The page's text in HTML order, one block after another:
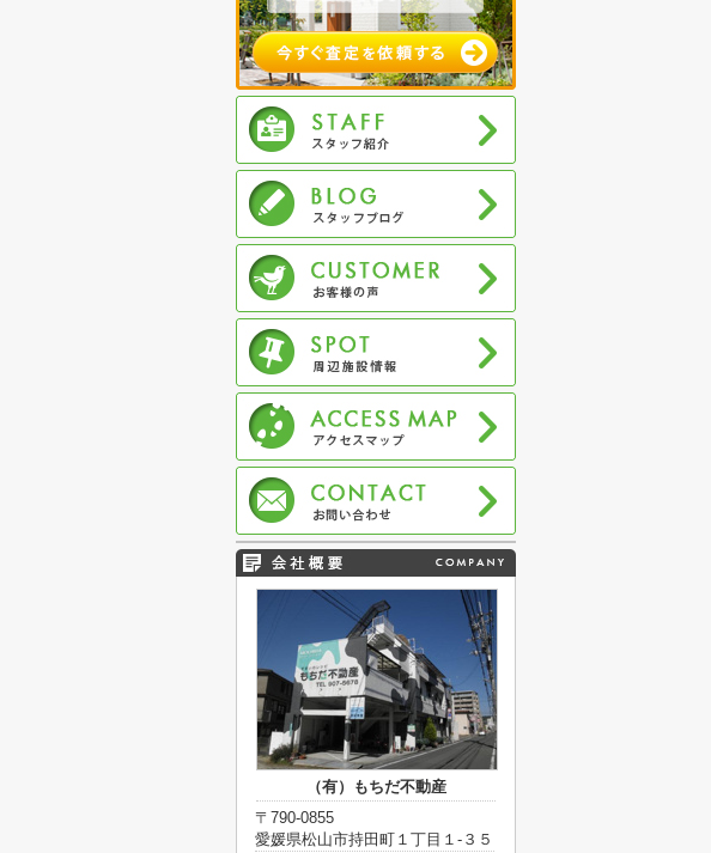
（有）もちだ不動産
〒790-0855
愛媛県松山市持田町１丁目１-３５